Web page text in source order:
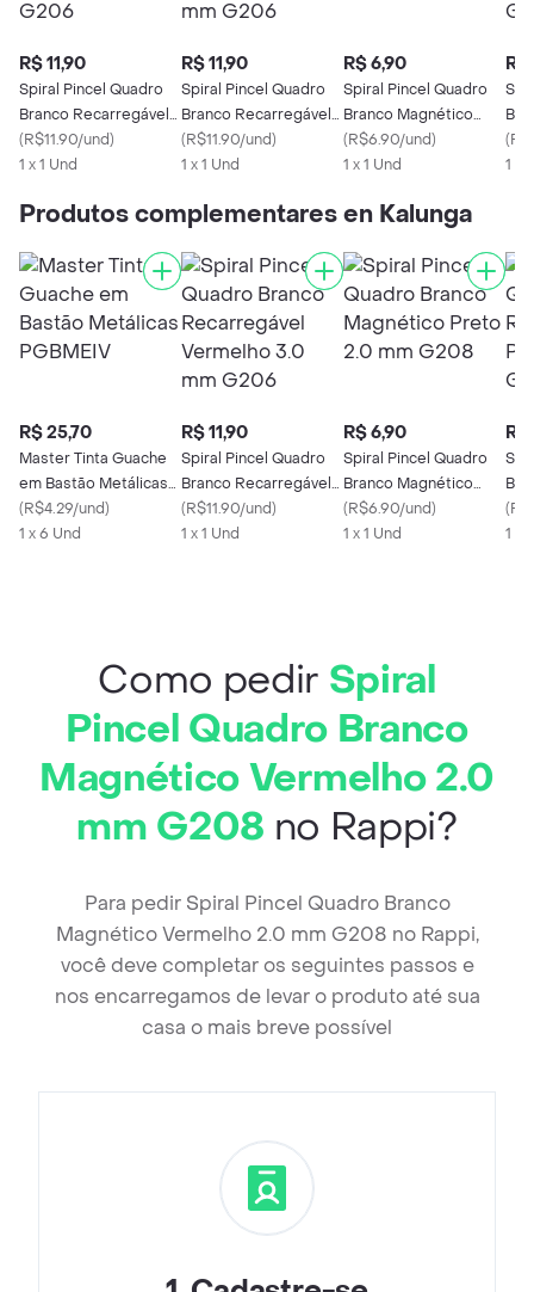
R$ 11,90
Spiral Pincel Quadro
Branco Recarregável
Preto 3.0 mm G206
(R$11.90/und)
1 x 1 Und
R$ 11,90
Spiral Pincel Quadro
Branco Recarregável
Vermelho 3.0 mm
G206
(R$11.90/und)
1 x 1 Und
R$ 6,90
Spiral Pincel Quadro
Branco Magnético
Azul 2.0 mm G208
(R$6.90/und)
1 x 1 Und
R$
(
1 x
Produtos complementares en Kalunga
R$ 25,70
Master Tinta Guache
em Bastão Metálicas
PGBMEIV
(R$4.29/und)
1 x 6 Und
R$ 11,90
Spiral Pincel Quadro
Branco Recarregável
Vermelho 3.0 mm
G206
(R$11.90/und)
1 x 1 Und
R$ 6,90
Spiral Pincel Quadro
Branco Magnético
Preto 2.0 mm G208
(R$6.90/und)
1 x 1 Und
R$
(
1 x
Como pedir Spiral
Pincel Quadro Branco
Magnético Vermelho 2.0
mm G208 no Rappi?
Para pedir Spiral Pincel Quadro Branco
Magnético Vermelho 2.0 mm G208 no Rappi,
você deve completar os seguintes passos e
nos encarregamos de levar o produto até sua
casa o mais breve possível